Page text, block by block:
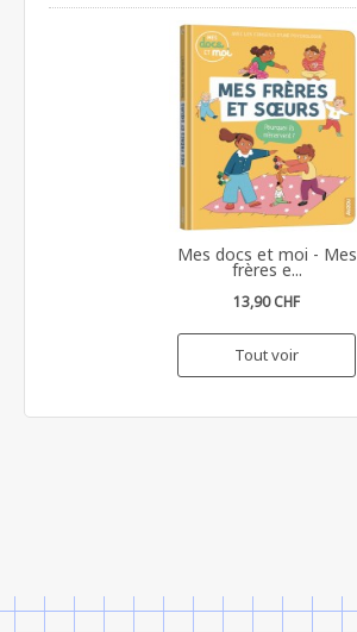
Mes docs et moi - Mes
frères e...
13,90 CHF
Tout voir